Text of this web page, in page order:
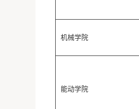
机械学院
能动学院